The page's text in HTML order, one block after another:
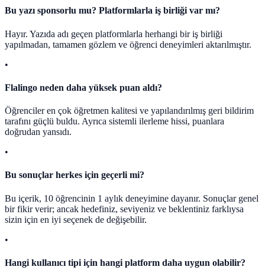
Bu yazı sponsorlu mu? Platformlarla iş birliği var mı?
Hayır. Yazıda adı geçen platformlarla herhangi bir iş birliği
yapılmadan, tamamen gözlem ve öğrenci deneyimleri aktarılmıştır.
•
Flalingo neden daha yüksek puan aldı?
Öğrenciler en çok öğretmen kalitesi ve yapılandırılmış geri bildirim
tarafını güçlü buldu. Ayrıca sistemli ilerleme hissi, puanlara
doğrudan yansıdı.
•
Bu sonuçlar herkes için geçerli mi?
Bu içerik, 10 öğrencinin 1 aylık deneyimine dayanır. Sonuçlar genel
bir fikir verir; ancak hedefiniz, seviyeniz ve beklentiniz farklıysa
sizin için en iyi seçenek de değişebilir.
•
Hangi kullanıcı tipi için hangi platform daha uygun olabilir?